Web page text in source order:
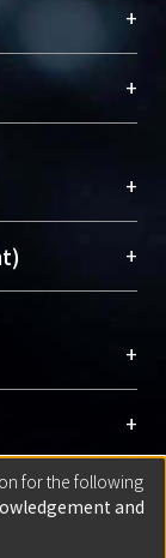
藏及向國際
圖書館整合
同功能平
期能整合研
researcher
the
+
+
+
性的社會運
作公開供使
升研究影響
+
由第三方贊
及第三方同
is your
right to
+
+
登入
+
for the following
and